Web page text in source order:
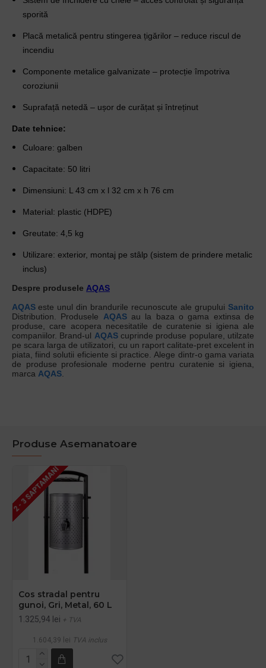
sporită
Placă metalică pentru stingerea țigărilor – reduce riscul de
incendiu
Componente metalice galvanizate – protecție împotriva
coroziunii
Suprafață netedă – ușor de curățat și întreținut
Date tehnice:
Culoare: galben
Capacitate: 50 litri
Dimensiuni: L 43 cm x l 32 cm x h 76 cm
Material: plastic (HDPE)
Greutate: 4,5 kg
Utilizare: exterior, montaj pe stâlp (sistem de prindere metalic
inclus)
Despre produsele AQAS
AQAS este unul din brandurile recunoscute ale grupului Sanito
Distribution. Produsele AQASau la baza o gama extinsa de
produse, care acopera necesitatile de curatenie si igiena ale
companiilor. Brand-ul AQAScuprinde produse populare, utilzate
pe scara larga de utilizatori, cu un raport calitate-pret excelent in
piata, fiind solutii eficiente si practice. Alege dintr-o gama variata
de produse profesionale moderne pentru curatenie si igiena,
marca AQAS
Produse Asemanatoare
2 - 3 SAPTAMANI
Cos stradal pentru
gunoi, Gri, Metal, 60 L
1.325,94 lei + TVA
1.604,39 lei TVA inclus